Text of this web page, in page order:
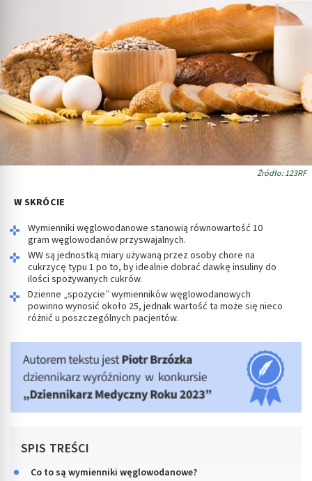
Źródło: 123RF
W SKRÓCIE
Wymienniki węglowodanowe stanowią równowartość 10
gram węglowodanów przyswajalnych.
WW są jednostką miary używaną przez osoby chore na
cukrzycę typu 1 po to, by idealnie dobrać dawkę insuliny do
ilości spożywanych cukrów.
Dzienne „spożycie” wymienników węglowodanowych
powinno wynosić około 25, jednak wartość ta może się nieco
różnić u poszczególnych pacjentów.
SPIS TREŚCI
Co to są wymienniki węglowodanowe?